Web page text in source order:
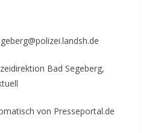
Bad Segeberg,
von Presseportal.de